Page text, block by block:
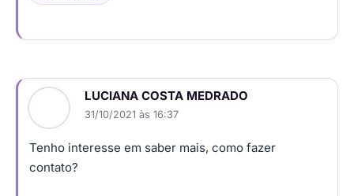
LUCIANA COSTA MEDRADO
31/10/2021 às 16:37
Tenho interesse em saber mais, como fazer
contato?